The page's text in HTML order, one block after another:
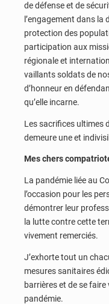
de défense et de
l’engagement dans la
protection des
participation aux
régionale et
vaillants soldats de
d’honneur en
qu’elle incarne.
Les sacrifices ultimes
demeure une et
Mes chers
La pandémie liée au
l’occasion pour les
démontrer leur
la lutte contre cette
vivement remerciés.
J’exhorte tout un
mesures sanitaires
barrières et de se
pandémie.